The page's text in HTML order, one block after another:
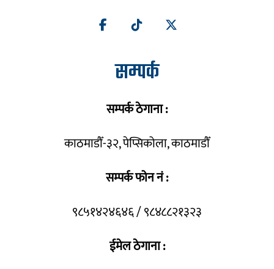
सम्पर्क
सम्पर्क ठेगाना :
काठमाडौँ-३२, पेप्सिकोला, काठमाडौँ
सम्पर्क फोन नं :
९८५१४२४६४६ / ९८४८८२१३२३
ईमेल ठेगाना :